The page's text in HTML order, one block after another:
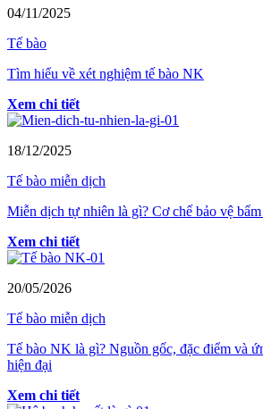
04/11/2025
Tế bào
Tìm hiểu về xét nghiệm tế bào NK
Xem chi tiết
18/12/2025
Tế bào miễn dịch
Miễn dịch tự nhiên là gì? Cơ chế bảo vệ
Xem chi tiết
20/05/2026
Tế bào miễn dịch
Tế bào NK là gì? Nguồn gốc, đặc điểm và
hiện đại
Xem chi tiết